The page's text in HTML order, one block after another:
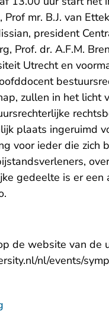
mr. B.J. van
president
Prof. dr. A.F.M.
Utrecht en
zullen in het
plaats ingeruimd
voor ieder die
gedeelte is er een
de website van de
nl/events/